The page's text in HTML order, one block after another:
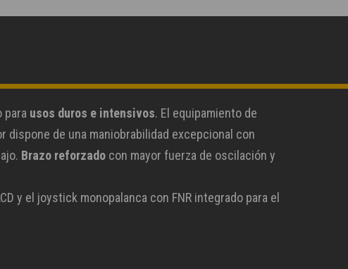
para usos duros e intensivos. El equipamiento de
dispone de una maniobrabilidad excepcional con
Brazo reforzado con mayor fuerza de oscilación y
y el joystick monopalanca con FNR integrado para el